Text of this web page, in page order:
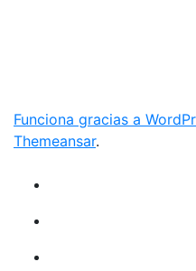
Funciona gracias a
Themeansar.